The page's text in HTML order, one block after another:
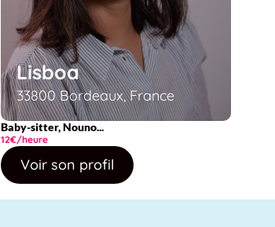
Lisboa
33800 Bordeaux, France
Baby-sitter, Nouno...
12€/heure
Voir son profil